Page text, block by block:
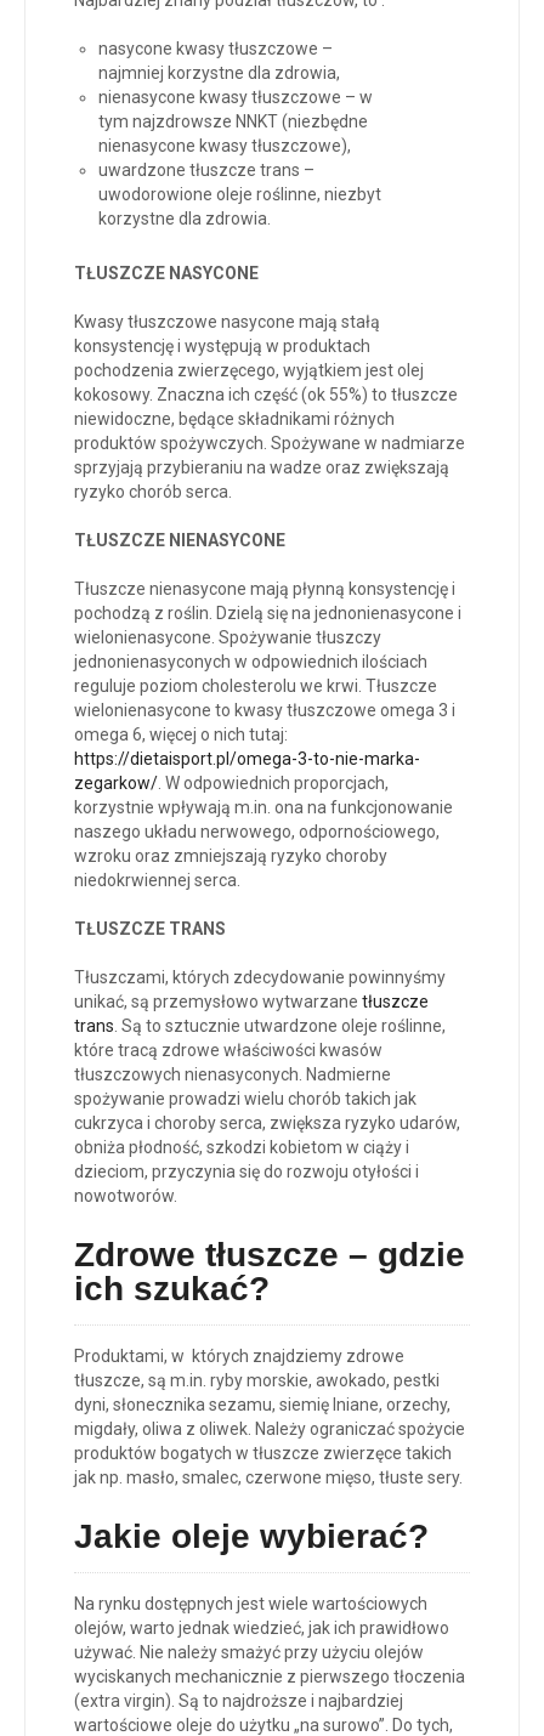
nasycone kwasy tłuszczowe –
najmniej korzystne dla zdrowia,
nienasycone kwasy tłuszczowe – w
tym najzdrowsze NNKT (niezbędne
nienasycone kwasy tłuszczowe),
uwardzone tłuszcze trans –
uwodorowione oleje roślinne, niezbyt
korzystne dla zdrowia.
TŁUSZCZE NASYCONE
Kwasy tłuszczowe nasycone mają stałą
konsystencję i występują w produktach
pochodzenia zwierzęcego, wyjątkiem jest olej
kokosowy. Znaczna ich część (ok 55%) to tłuszcze
niewidoczne, będące składnikami różnych
produktów spożywczych. Spożywane w nadmiarze
sprzyjają przybieraniu na wadze oraz zwiększają
ryzyko chorób serca.
TŁUSZCZE NIENASYCONE
Tłuszcze nienasycone mają płynną konsystencję i
pochodzą z roślin. Dzielą się na jednonienasycone i
wielonienasycone. Spożywanie tłuszczy
jednonienasyconych w odpowiednich ilościach
reguluje poziom cholesterolu we krwi. Tłuszcze
wielonienasycone to kwasy tłuszczowe omega 3 i
omega 6, więcej o nich tutaj:
https://dietaisport.pl/omega-3-to-nie-marka-
zegarkow/ . W odpowiednich proporcjach,
korzystnie wpływają m.in. ona na funkcjonowanie
naszego układu nerwowego, odpornościowego,
wzroku oraz zmniejszają ryzyko choroby
niedokrwiennej serca.
TŁUSZCZE TRANS
Tłuszczami, których zdecydowanie powinnyśmy
unikać, są przemysłowo wytwarzane tłuszcze
trans . Są to sztucznie utwardzone oleje roślinne,
które tracą zdrowe właściwości kwasów
tłuszczowych nienasyconych. Nadmierne
spożywanie prowadzi wielu chorób takich jak
cukrzyca i choroby serca, zwiększa ryzyko udarów,
obniża płodność, szkodzi kobietom w ciąży i
dzieciom, przyczynia się do rozwoju otyłości i
nowotworów.
Zdrowe tłuszcze – gdzie
ich szukać?
Produktami, w których znajdziemy zdrowe
tłuszcze, są m.in. ryby morskie, awokado, pestki
dyni, słonecznika sezamu, siemię lniane, orzechy,
migdały, oliwa z oliwek. Należy ograniczać spożycie
produktów bogatych w tłuszcze zwierzęce takich
jak np. masło, smalec, czerwone mięso, tłuste sery.
Jakie oleje wybierać?
Na rynku dostępnych jest wiele wartościowych
olejów, warto jednak wiedzieć, jak ich prawidłowo
używać. Nie należy smażyć przy użyciu olejów
wyciskanych mechanicznie z pierwszego tłoczenia
(extra virgin). Są to najdroższe i najbardziej
wartościowe oleje do użytku „na surowo”. Do tych,